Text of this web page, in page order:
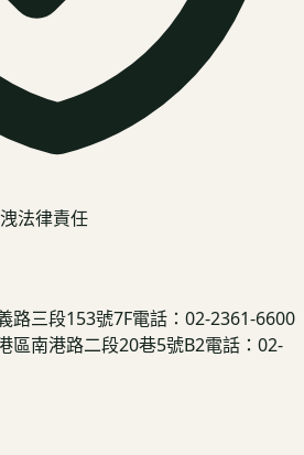
法律責任
路三段153號7F電話：02-2361-6600
區南港路二段20巷5號B2電話：02-